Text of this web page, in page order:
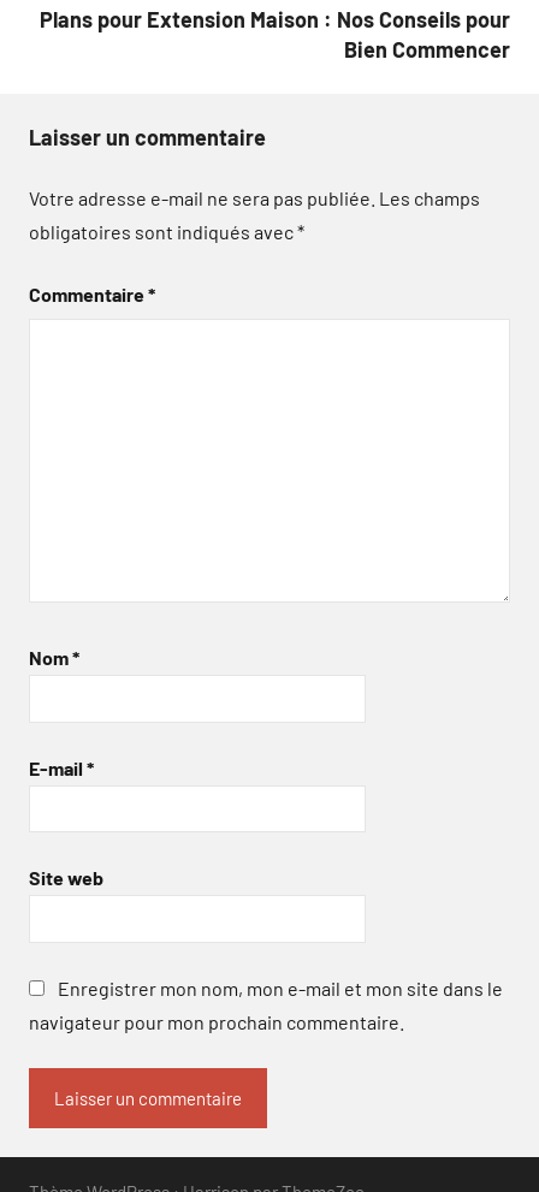
Plans pour Extension Maison : Nos Conseils pour
Bien Commencer
Laisser un commentaire
Votre adresse e-mail ne sera pas publiée. Les champs
obligatoires sont indiqués avec*
Commentaire*
Nom*
E-mail *
Site web
Enregistrer mon nom, mon e-mail et mon site dans le
navigateur pour mon prochain commentaire.